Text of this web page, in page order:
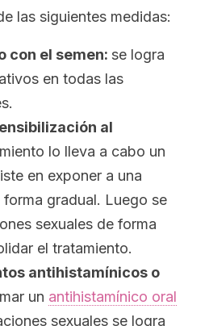
las siguientes medidas:
con el semen: se logra
en todas las
al
lo lleva a cabo un
en exponer a una
forma gradual. Luego se
sexuales de forma
el tratamiento.
antihistamínicos o
un antihistamínico oral
sexuales se logra